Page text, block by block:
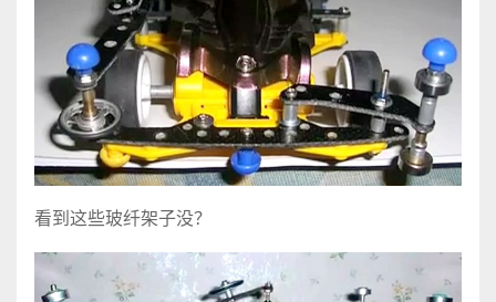
看到这些玻纤架子没？